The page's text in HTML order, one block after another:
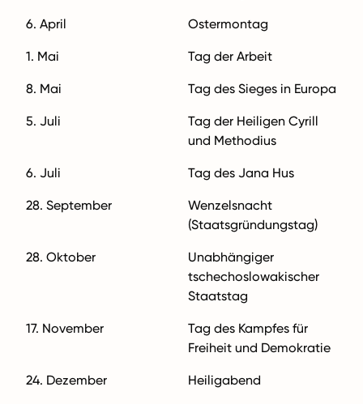
6. April Ostermontag
1. Mai Tag der Arbeit
8. Mai Tag des Sieges in Europa
5. Juli
Tag der Heiligen Cyrill
und Methodius
6. Juli Tag des Jana Hus
28. September
Wenzelsnacht
(Staatsgründungstag)
28. Oktober
Unabhängiger
tschechoslowakischer
Staatstag
17. November
Tag des Kampfes für
Freiheit und Demokratie
24. Dezember Heiligabend